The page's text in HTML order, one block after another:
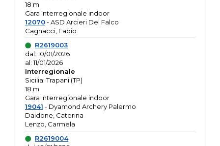
18 m
Gara Interregionale indoor
12070- ASD Arcieri Del Falco
Cagnacci, Fabio
R2619003
dal: 10/01/2026
al: 11/01/2026
Interregionale
Sicilia: Trapani (TP)
18 m
Gara Interregionale indoor
19041 - Dyamond Archery Palermo
Daidone, Caterina
Lenzo, Carmela
R2619004